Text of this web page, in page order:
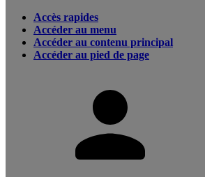
Accès rapides
Accéder au menu
Accéder au contenu principal
Accéder au pied de page